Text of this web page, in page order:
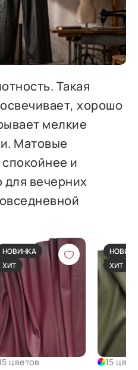
Такая
хорошо
мелкие
Матовые
и
для вечерних
НОВИНКА
ХИТ
цветов
ХИТ
15